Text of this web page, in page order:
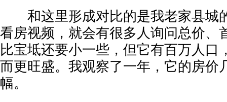
和这里形成对比的是我老家县城
看房视频，就会有很多人询问总价、
比宝坻还要小一些，但它有百万人口
而更旺盛。我观察了一年，它的房价
幅。